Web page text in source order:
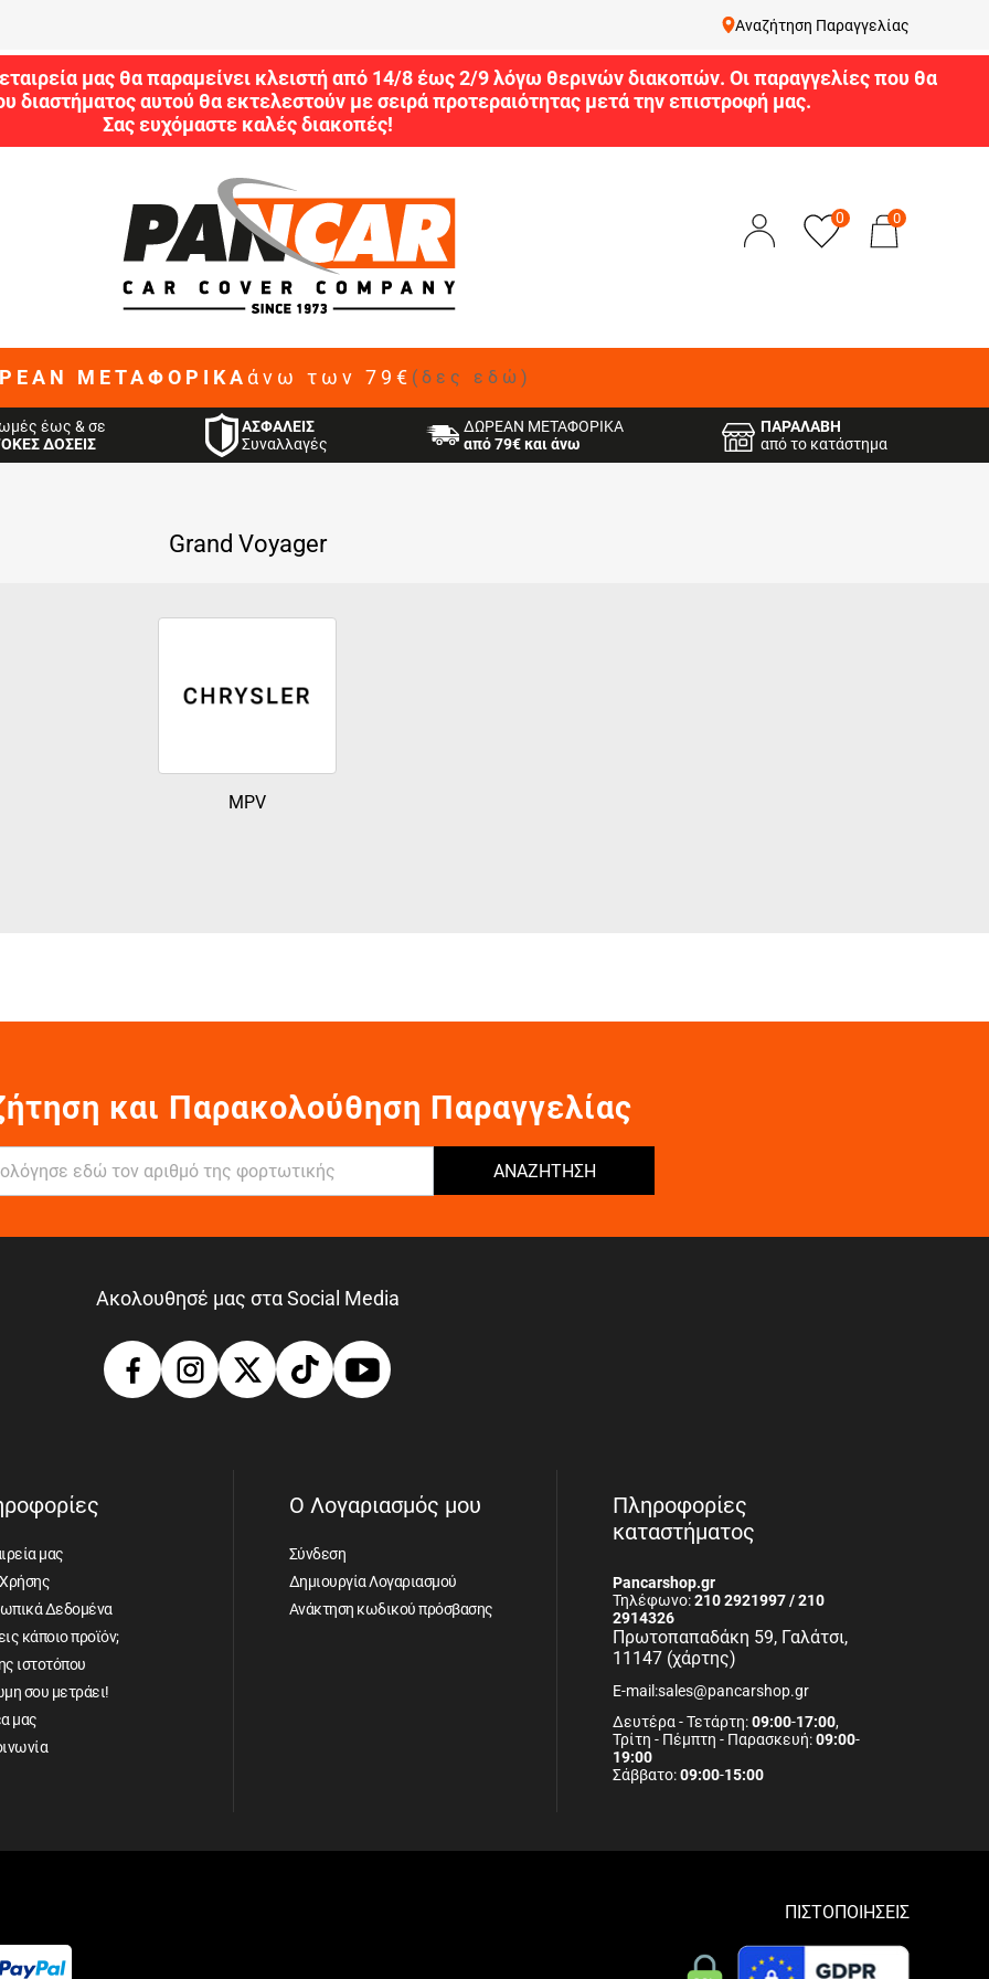
Αναζήτηση Παραγγελίας
μας θα παραμείνει κλειστή από 14/8 έως 2/9 λόγω θερινών διακοπών. Οι παραγγελίες που θα
διαστήματος αυτού θα εκτελεστούν με σειρά προτεραιότητας μετά την επιστροφή μας.
Σας ευχόμαστε καλές διακοπές!
0 0
ΜΕΤΑΦΟΡΙΚΑ άνω των 79€ (δες εδώ)
έως & σε
ΔΟΣΕΙΣ
ΑΣΦΑΛΕΙΣ
Συναλλαγές
ΔΩΡΕΑΝ ΜΕΤΑΦΟΡΙΚΑ
από 79€ και άνω
ΠΑΡΑΛΑΒΗ
από το κατάστημα
Grand Voyager
MPV
και Παρακολούθηση Παραγγελίας
ΑΝΑΖΗΤΗΣΗ
Ακολουθησέ μας στα Social Media
μας
Δεδομένα
κάποιο προϊόν;
ιστοτόπου
σου μετράει!
μας
Ο Λογαριασμός μου
Σύνδεση
Δημιουργία Λογαριασμού
Ανάκτηση κωδικού πρόσβασης
Πληροφορίες
καταστήματος
Pancarshop.gr
Τηλέφωνο:210 2921997 / 210
2914326
Πρωτοπαπαδάκη 59, Γαλάτσι,
11147 (χάρτης)
E-mail:sales@pancarshop.gr
Δευτέρα - Τετάρτη:09:00-17:00,
Τρίτη - Πέμπτη - Παρασκευή:09:00-
19:00
Σάββατο:09:00-15:00
ΠΙΣΤΟΠΟΙΗΣΕΙΣ